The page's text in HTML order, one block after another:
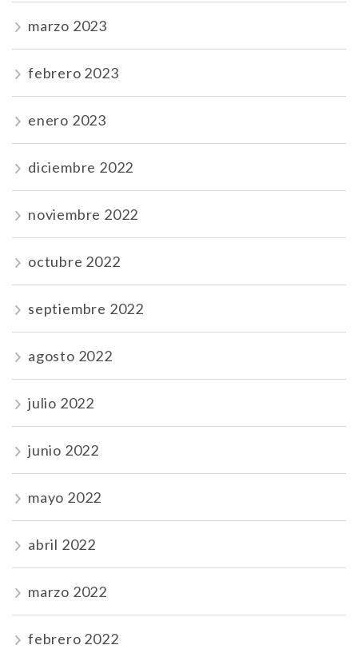
marzo 2023
febrero 2023
enero 2023
diciembre 2022
noviembre 2022
octubre 2022
septiembre 2022
agosto 2022
julio 2022
junio 2022
mayo 2022
abril 2022
marzo 2022
febrero 2022